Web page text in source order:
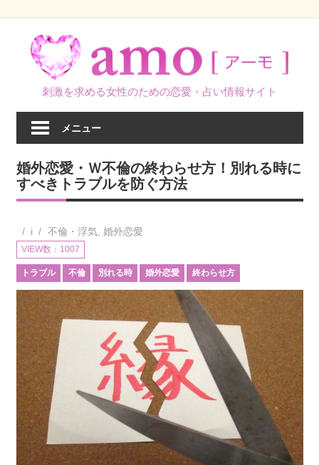
刺激を求める女性のための恋愛・占い情報サイト
メニュー
婚外恋愛・Ｗ不倫の終わらせ方！別れる時に
すべきトラブルを防ぐ方法
i 不倫・浮気, 婚外恋愛
VIEW数：1007
トラブル 不倫 別れる時 婚外恋愛 終わらせ方